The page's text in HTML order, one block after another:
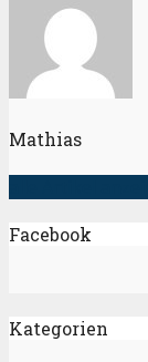
Mathias
Facebook
Kategorien